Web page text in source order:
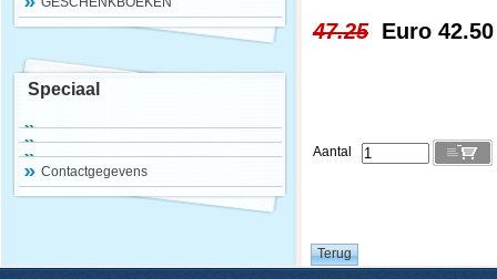
Speciaal
Contactgegevens
47.25 Euro 42.50
Aantal